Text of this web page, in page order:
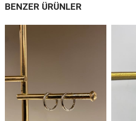
BENZER ÜRÜNLER